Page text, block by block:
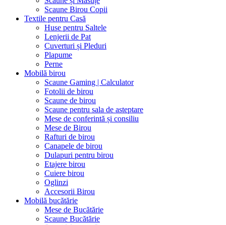
Scaune Birou Copii
Textile pentru Casă
Huse pentru Saltele
Lenjerii de Pat
Cuverturi și Pleduri
Plapume
Perne
Mobilă birou
Scaune Gaming | Calculator
Fotolii de birou
Scaune de birou
Scaune pentru sala de asteptare
Mese de conferintă și consiliu
Mese de Birou
Rafturi de birou
Canapele de birou
Dulapuri pentru birou
Etajere birou
Cuiere birou
Oglinzi
Accesorii Birou
Mobilă bucătărie
Mese de Bucătărie
Scaune Bucătărie